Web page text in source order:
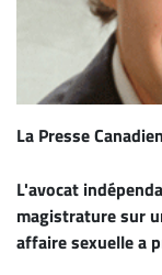
CARRIÈRE
ET
EMPLOIS
ET
JURISTES
La Presse
L'avocat
magistrature sur
affaire sexuelle a